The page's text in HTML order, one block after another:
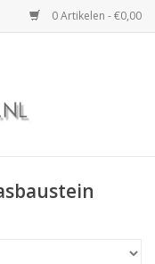
0 Artikelen - €0,00